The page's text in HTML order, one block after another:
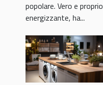
popolare. Vero e proprio
energizzante, ha...